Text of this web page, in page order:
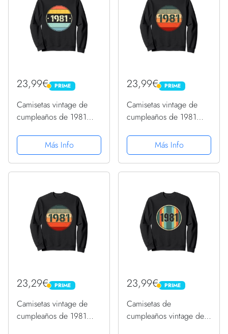
23,99€ PRIME
PRIME
Camisetas vintage de
cumpleaños de 1981
camisetas de
cumpleaños de 1981
Sudadera
Más Info
23,99€ PRIME
PRIME
Camisetas vintage de
cumpleaños de 1981
camisetas de
cumpleaños de 1981
Sudadera
Más Info
23,29€ PRIME
PRIME
Camisetas vintage de
cumpleaños de 1981
23,99€ PRIME
PRIME
Camisetas de
cumpleaños vintage de